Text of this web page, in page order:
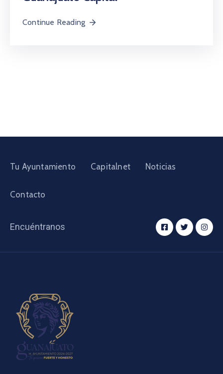
Continue Reading
Tu Ayuntamiento Capitalnet Noticias
Contacto
Encuéntranos